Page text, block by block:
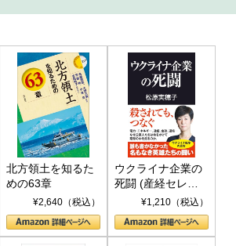
北方領土を知るた
めの63章
¥2,640（税込）
ウクライナ企業の
死闘 (産経セレク
ト S 039)¥1,210（税込）